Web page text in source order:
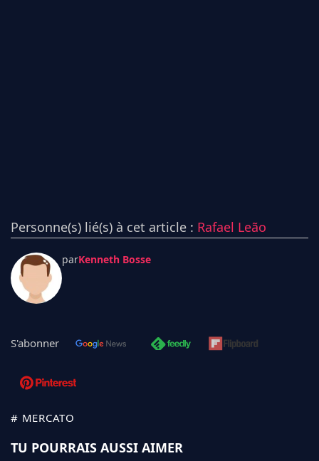
Personne(s) lié(s) à cet article : Rafael Leão
parKenneth Bosse
S'abonner
# MERCATO
TU POURRAIS AUSSI AIMER